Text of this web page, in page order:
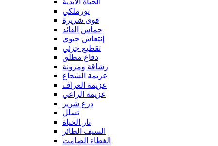
الحياة الأبدية
نورملكي
قوى شريرة
حماس القائد
إنتعاش حيوي
تقطيع جزئي
دفاع مطلق
رشاقة ومرونة
عزيمة الشجاع
عزيمة العراف
عزيمة الراعي
درع شرير
تسلل
نار الحياة
السيف الطائر
الغطاء الصامت